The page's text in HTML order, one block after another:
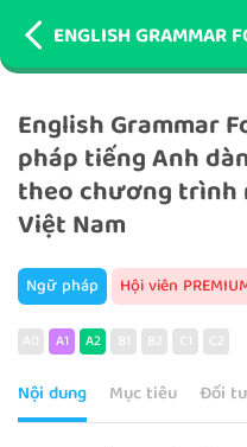
ENGLISH GRAMMAR
English Grammar
pháp tiếng Anh
theo chương trình
Việt Nam
Ngữ pháp Hội viên
A0 A1 A2 B1 B2 C1 C2
Nội dung Mục tiêu Đối